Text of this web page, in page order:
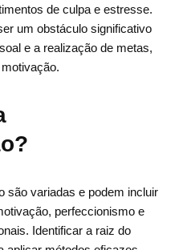
de culpa e estresse.
um obstáculo significativo
e a realização de metas,
são variadas e podem incluir
perfeccionismo e
Identificar a raiz do